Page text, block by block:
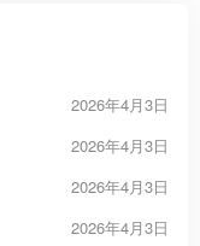
2026年4月3日
2026年4月3日
2026年4月3日
2026年4月3日